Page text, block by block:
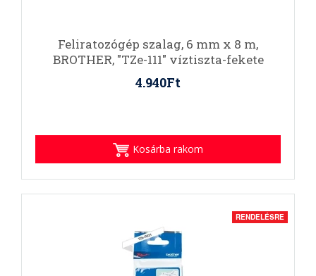
Feliratozógép szalag, 6 mm x 8 m,
BROTHER, "TZe-111" víztiszta-fekete
4.940Ft
Kosárba rakom
RENDELÉSRE